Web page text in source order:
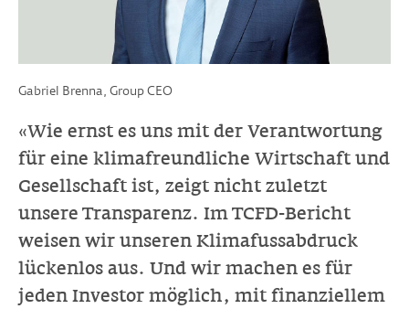
Gabriel Brenna, Group CEO
«Wie ernst es uns mit der Verantwortung
für eine klimafreundliche Wirtschaft und
Gesellschaft ist, zeigt nicht zuletzt
unsere Transparenz. Im TCFD-Bericht
weisen wir unseren Klimafussabdruck
lückenlos aus. Und wir machen es für
jeden Investor möglich, mit finanziellem